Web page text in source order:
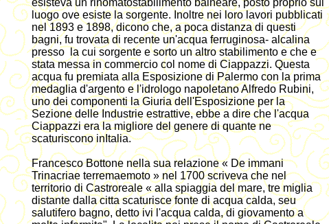
esisteva un rinomatostabilimento balneare, posto proprio sul
luogo ove esiste la sorgente. Inoltre nei loro lavori pubblicati
nel 1893 e 1898, dicono che, a poca distanza di questi
bagni, fu trovata di recente un'acqua ferruginosa- alcalina
presso la cui sorgente e sorto un altro stabilimento e che e
stata messa in commercio col nome di Ciappazzi. Questa
acqua fu premiata alla Esposizione di Palermo con la prima
medaglia d'argento e l'idrologo napoletano Alfredo Rubini,
uno dei componenti la Giuria dell'Esposizione per la
Sezione delle Industrie estrattive, ebbe a dire che l'acqua
Ciappazzi era la migliore del genere di quante ne
scaturiscono inItalia.
Francesco Bottone nella sua relazione « De immani
Trinacriae terremaemoto » nel 1700 scriveva che nel
territorio di Castroreale « alla spiaggia del mare, tre miglia
distante dalla citta scaturisce fonte di acqua calda, seu
salutifero bagno, detto ivi l'acqua calda, di giovamento a